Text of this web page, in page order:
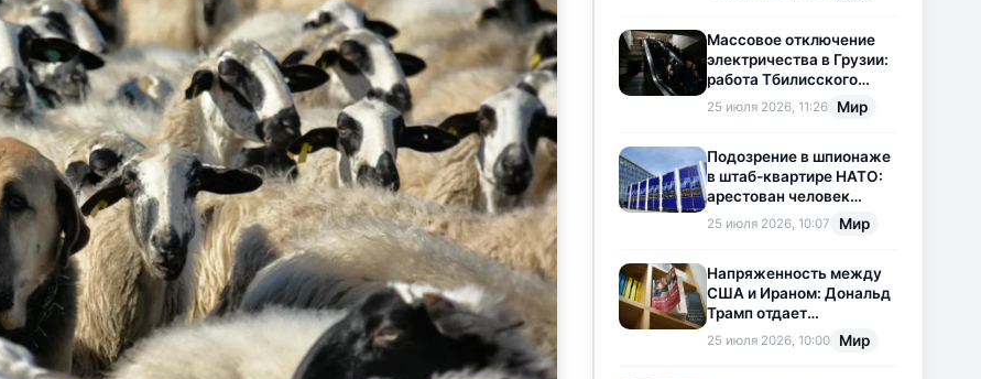
Массовое отключение
электричества в Грузии:
работа Тбилисского
метрополитена
приостановлена
25 июля 2026, 11:26 Мир
Подозрение в шпионаже
в штаб-квартире НАТО:
арестован человек
китайского
происхождения
25 июля 2026, 10:07 Мир
Напряженность между
США и Ираном: Дональд
Трамп отдает
предпочтение
дипломатии
25 июля 2026, 10:00 Мир